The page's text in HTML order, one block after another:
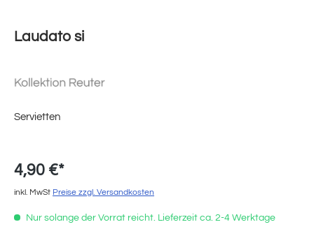
Laudato si
Servietten
4,90 €*
inkl. MwSt Preise zzgl. Versandkosten
Nur solange der Vorrat reicht. Lieferzeit ca. 2-4 Werktage